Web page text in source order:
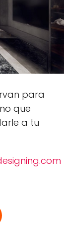
para
que
a tu